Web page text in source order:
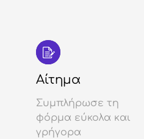
Αίτημα
Συμπλήρωσε τη
φόρμα εύκολα και
γρήγορα